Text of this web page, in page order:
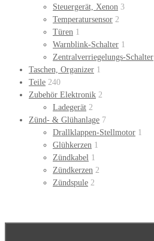
Steuergerät, Xenon 3
Temperatursensor 2
Türen 1
Warnblink-Schalter 1
Zentralverriegelungs-Schalter
Taschen, Organizer 1
Teile 240
Zubehör Elektronik 2
Ladegerät 2
Zünd- & Glühanlage 7
Drallklappen-Stellmotor 1
Glühkerzen 1
Zündkabel 1
Zündkerzen 2
Zündspule 2